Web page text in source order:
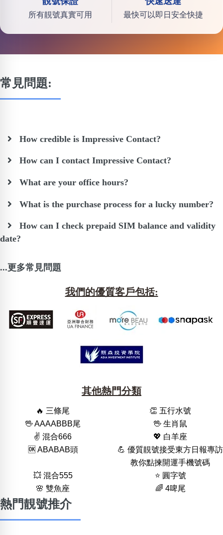
所有靚號真實可用 最快可以即日安全快捷
常見問題:
How credible is Impressive Contact?
How can I contact Impressive Contact?
What are your office hours?
What is the purchase process for a lucky number?
How can I check prepaid SIM balance and validity
date?
...更多常見問題
我們的優質客戶包括:
其他熱門分類
🔥 三條尾
👏 五行水號
🖖 AAAABBB尾
🖖 生肖鼠
✌️ 混合666
💖 白羊座
🆗️ ABABAB頭
💪 優質靚號接受東方日報專訪
教你點揀開運手機號碼
💥 混合555
⭐️ 圓字號
🌸 雙魚座
🌈 4啤尾
熱門靚號推介